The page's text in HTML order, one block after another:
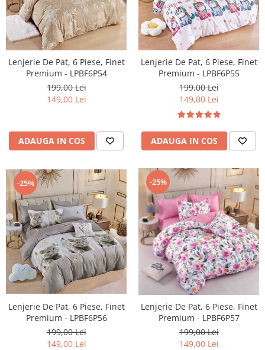
Lenjerie De Pat, 6 Piese, Finet
Premium - LPBF6P54
199,00 Lei
149,00 Lei
ADAUGA IN COS
Lenjerie De Pat, 6 Piese, Finet
Premium - LPBF6P55
199,00 Lei
149,00 Lei
ADAUGA IN COS
-25%
Lenjerie De Pat, 6 Piese, Finet
Premium - LPBF6P56
199,00 Lei
149,00 Lei
-25%
Lenjerie De Pat, 6 Piese, Finet
Premium - LPBF6P57
199,00 Lei
149,00 Lei